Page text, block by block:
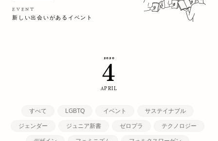
CAFE
EVENT
新しい出会いがあるイベント
2020
4
APRIL
すべて LGBTQ イベント サステイナブル
ジェンダー ジュニア新書 ゼロプラ テクノロジー